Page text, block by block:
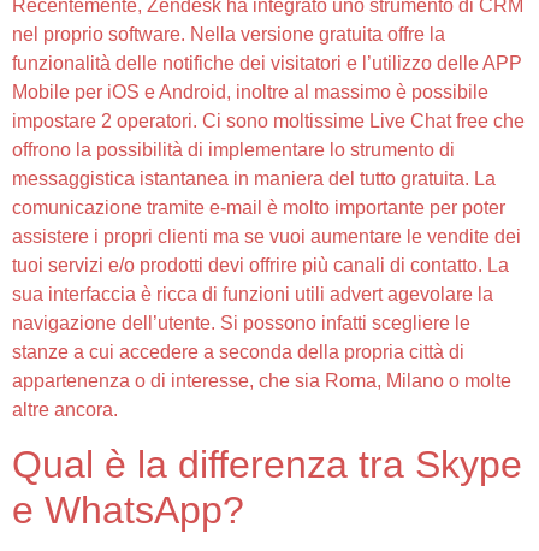
Recentemente, Zendesk ha integrato uno strumento di CRM
nel proprio software. Nella versione gratuita offre la
funzionalità delle notifiche dei visitatori e l’utilizzo delle APP
Mobile per iOS e Android, inoltre al massimo è possibile
impostare 2 operatori. Ci sono moltissime Live Chat free che
offrono la possibilità di implementare lo strumento di
messaggistica istantanea in maniera del tutto gratuita. La
comunicazione tramite e-mail è molto importante per poter
assistere i propri clienti ma se vuoi aumentare le vendite dei
tuoi servizi e/o prodotti devi offrire più canali di contatto. La
sua interfaccia è ricca di funzioni utili advert agevolare la
navigazione dell’utente. Si possono infatti scegliere le
stanze a cui accedere a seconda della propria città di
appartenenza o di interesse, che sia Roma, Milano o molte
altre ancora.
Qual è la differenza tra Skype
e WhatsApp?